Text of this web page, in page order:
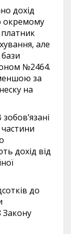
дохід
окремому
платник
але
№2464.
за
на
дохід від
до
Закону